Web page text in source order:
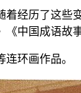
经历了这些
中国成语故
环画作品。